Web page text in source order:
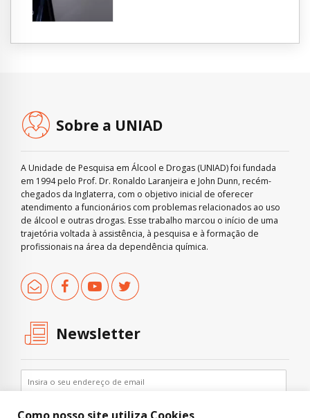
Sobre a UNIAD
A Unidade de Pesquisa em Álcool e Drogas (UNIAD) foi fundada
em 1994 pelo Prof. Dr. Ronaldo Laranjeira e John Dunn, recém-
chegados da Inglaterra, com o objetivo inicial de oferecer
atendimento a funcionários com problemas relacionados ao uso
de álcool e outras drogas. Esse trabalho marcou o início de uma
trajetória voltada à assistência, à pesquisa e à formação de
profissionais na área da dependência química.
Newsletter